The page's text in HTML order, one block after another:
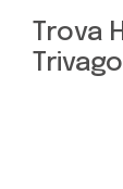
Trova
Trivago